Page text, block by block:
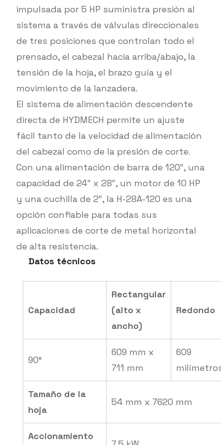
impulsada por 5 HP suministra presión al
sistema a través de válvulas direccionales
de tres posiciones que controlan todo el
prensado, el cabezal hacia arriba/abajo, la
tensión de la hoja, el brazo guía y el
movimiento de la lanzadera.
El sistema de alimentación descendente
directa de HYDMECH permite un ajuste
fácil tanto de la velocidad de alimentación
del cabezal como de la presión de corte.
Con una alimentación de barra de 120″, una
capacidad de 24″ x 28″, un motor de 10 HP
y una cuchilla de 2″, la H-28A-120 es una
opción confiable para todas sus
aplicaciones de corte de metal horizontal
de alta resistencia.
Datos técnicos
Capacidad
Rectangular
(alto x
ancho)
Redondo
90°
609 mm x
711 mm
609
Tamaño de la
hoja
54 mm x 7620 mm
Accionamiento